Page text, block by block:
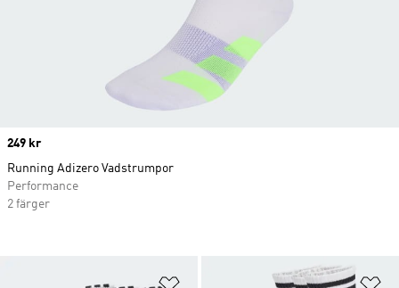
Lägg till på önskelistan
Price
249 kr
Running Adizero Vadstrumpor
Performance
2 färger